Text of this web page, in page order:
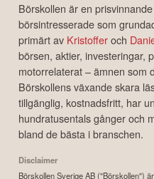
Börskollen är en
börsintresserade som
primärt av Kristofferoch
börsen, aktier, investeringar,
motorrelaterat – ämnen som
Börskollens växande skara
tillgänglig, kostnadsfritt, har
hundratusentals gånger och
bland de bästa i branschen.
Disclaimer
Börskollen Sverige AB ("Börskollen")